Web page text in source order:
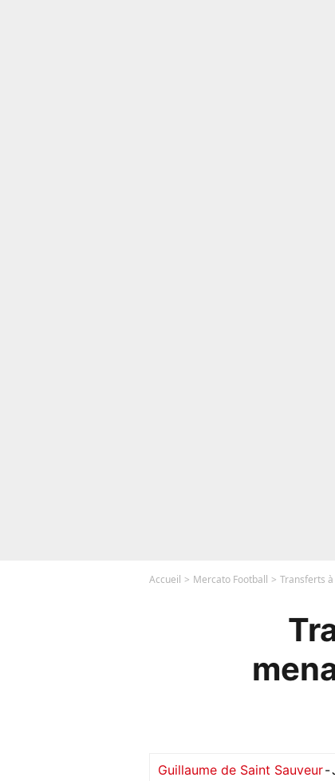
Accueil Mercato Football Transferts à
Guillaume de Saint Sauveur-